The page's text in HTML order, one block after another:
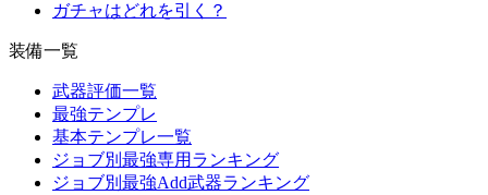
ガチャはどれを引く？
装備一覧
武器評価一覧
最強テンプレ
基本テンプレ一覧
ジョブ別最強専用ランキング
ジョブ別最強Add武器ランキング